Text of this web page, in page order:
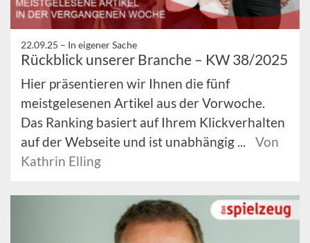
22.09.25 – In eigener Sache
Rückblick unserer Branche – KW 38/2025
Hier präsentieren wir Ihnen die fünf
meistgelesenen Artikel aus der Vorwoche.
Das Ranking basiert auf Ihrem Klickverhalten
auf der Webseite und ist unabhängig ...
Von
Kathrin Elling